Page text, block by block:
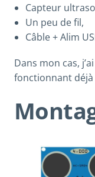
Capteur
Un peu de fil,
Câble + Alim
Dans mon cas,
fonctionnant